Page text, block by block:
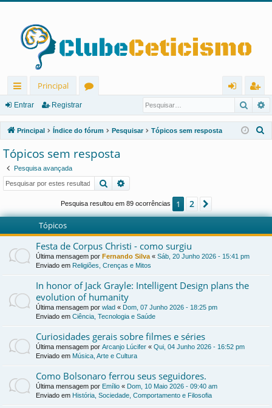
in
ks
rá
pi
d
Principal
u
ns
ra
r
eg
ist
ra
Entrar Registrar
Principal Índice do fórum Pesquisar Tópicos sem resposta
r
Tópicos sem resposta
Pesquisa avançada
Pesquisar
Pesquisa resultou em 89 ocorrências 1 2
Tópicos
Festa de Corpus Christi - como surgiu
Última mensagem por Fernando Silva « Sáb, 20 Junho 2026 - 15:41 pm
Enviado em Religiões, Crenças e Mitos
In honor of Jack Grayle: Intelligent Design plans the
evolution of humanity
Última mensagem por wlad « Dom, 07 Junho 2026 - 18:25 pm
Enviado em Ciência, Tecnologia e Saúde
Curiosidades gerais sobre filmes e séries
Última mensagem por Arcanjo Lúcifer « Qui, 04 Junho 2026 - 16:52 pm
Enviado em Música, Arte e Cultura
Como Bolsonaro ferrou seus seguidores.
Última mensagem por Emílio « Dom, 10 Maio 2026 - 09:40 am
Enviado em História, Sociedade, Comportamento e Filosofia